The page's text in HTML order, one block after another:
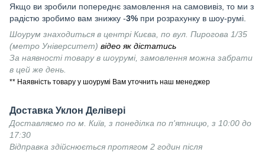
Якщо ви зробили попереднє замовлення на самовивіз, то ми з
радістю зробимо вам знижку -3% при розрахунку в шоу-румі.
Шоурум знаходиться в центрі Києва, по вул. Пирогова 1/35
(метро Університет) відео як дістатись
За наявності товару в шоурумі, замовлення можна забрати
в цей же день.
** Наявність товару у шоурумі Вам уточнить наш менеджер
Доставка Уклон Делівері
Доставляємо по м. Київ, з понеділка по п'ятницю, з 10:00 до
17:30
Відправка здійснюється протягом 2 годин після